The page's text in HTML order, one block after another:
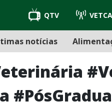
QTV
notícias